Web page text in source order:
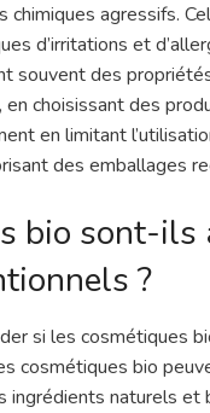
chimiques agressifs.
d’irritations et
souvent des
choisissant des
en limitant
des emballages
bio sont-ils
?
si les cosmétiques
cosmétiques bio
ingrédients naturels